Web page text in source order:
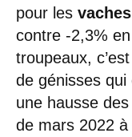
pour les
contre -2,3%
troupeaux,
de génisses
une hausse
de mars 2022